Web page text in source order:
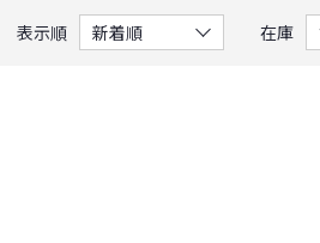
表示順 在庫